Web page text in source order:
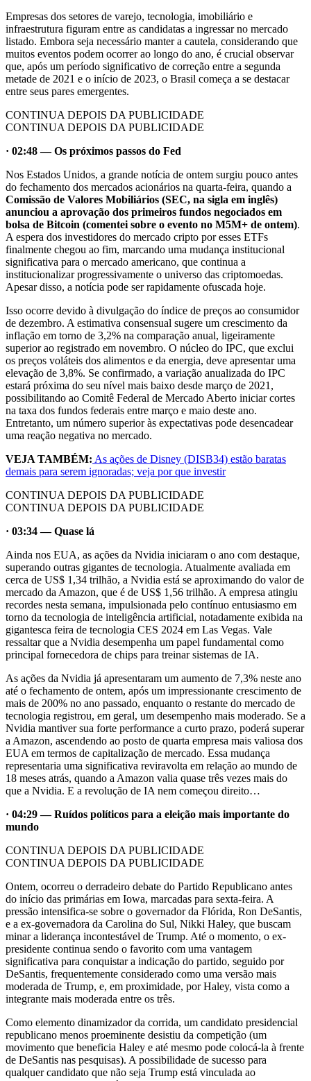
Empresas dos setores de varejo, tecnologia, imobiliário e
infraestrutura figuram entre as candidatas a ingressar no mercado
listado. Embora seja necessário manter a cautela, considerando que
muitos eventos podem ocorrer ao longo do ano, é crucial observar
que, após um período significativo de correção entre a segunda
metade de 2021 e o início de 2023, o Brasil começa a se destacar
entre seus pares emergentes.
CONTINUA DEPOIS DA PUBLICIDADE
CONTINUA DEPOIS DA PUBLICIDADE
· 02:48 — Os próximos passos do Fed
Nos Estados Unidos, a grande notícia de ontem surgiu pouco antes
do fechamento dos mercados acionários na quarta-feira, quando a
Comissão de Valores Mobiliários (SEC, na sigla em inglês)
anunciou a aprovação dos primeiros fundos negociados em
bolsa de Bitcoin (comentei sobre o evento no M5M+ de ontem).
A espera dos investidores do mercado cripto por esses ETFs
finalmente chegou ao fim, marcando uma mudança institucional
significativa para o mercado americano, que continua a
institucionalizar progressivamente o universo das criptomoedas.
Apesar disso, a notícia pode ser rapidamente ofuscada hoje.
Isso ocorre devido à divulgação do índice de preços ao consumidor
de dezembro. A estimativa consensual sugere um crescimento da
inflação em torno de 3,2% na comparação anual, ligeiramente
superior ao registrado em novembro. O núcleo do IPC, que exclui
os preços voláteis dos alimentos e da energia, deve apresentar uma
elevação de 3,8%. Se confirmado, a variação anualizada do IPC
estará próxima do seu nível mais baixo desde março de 2021,
possibilitando ao Comitê Federal de Mercado Aberto iniciar cortes
na taxa dos fundos federais entre março e maio deste ano.
Entretanto, um número superior às expectativas pode desencadear
uma reação negativa no mercado.
VEJA TAMBÉM: As ações de Disney (DISB34) estão baratas
demais para serem ignoradas; veja por que investir
CONTINUA DEPOIS DA PUBLICIDADE
CONTINUA DEPOIS DA PUBLICIDADE
· 03:34 — Quase lá
Ainda nos EUA, as ações da Nvidia iniciaram o ano com destaque,
superando outras gigantes de tecnologia. Atualmente avaliada em
cerca de US$ 1,34 trilhão, a Nvidia está se aproximando do valor de
mercado da Amazon, que é de US$ 1,56 trilhão. A empresa atingiu
recordes nesta semana, impulsionada pelo contínuo entusiasmo em
torno da tecnologia de inteligência artificial, notadamente exibida na
gigantesca feira de tecnologia CES 2024 em Las Vegas. Vale
ressaltar que a Nvidia desempenha um papel fundamental como
principal fornecedora de chips para treinar sistemas de IA.
As ações da Nvidia já apresentaram um aumento de 7,3% neste ano
até o fechamento de ontem, após um impressionante crescimento de
mais de 200% no ano passado, enquanto o restante do mercado de
tecnologia registrou, em geral, um desempenho mais moderado. Se a
Nvidia mantiver sua forte performance a curto prazo, poderá superar
a Amazon, ascendendo ao posto de quarta empresa mais valiosa dos
EUA em termos de capitalização de mercado. Essa mudança
representaria uma significativa reviravolta em relação ao mundo de
18 meses atrás, quando a Amazon valia quase três vezes mais do
que a Nvidia. E a revolução de IA nem começou direito…
· 04:29 — Ruídos políticos para a eleição mais importante do
mundo
CONTINUA DEPOIS DA PUBLICIDADE
CONTINUA DEPOIS DA PUBLICIDADE
Ontem, ocorreu o derradeiro debate do Partido Republicano antes
do início das primárias em Iowa, marcadas para sexta-feira. A
pressão intensifica-se sobre o governador da Flórida, Ron DeSantis,
e a ex-governadora da Carolina do Sul, Nikki Haley, que buscam
minar a liderança incontestável de Trump. Até o momento, o ex-
presidente continua sendo o favorito com uma vantagem
significativa para conquistar a indicação do partido, seguido por
DeSantis, frequentemente considerado como uma versão mais
moderada de Trump, e, em proximidade, por Haley, vista como a
integrante mais moderada entre os três.
Como elemento dinamizador da corrida, um candidato presidencial
republicano menos proeminente desistiu da competição (um
movimento que beneficia Haley e até mesmo pode colocá-la à frente
de DeSantis nas pesquisas). A possibilidade de sucesso para
qualquer candidato que não seja Trump está vinculada ao